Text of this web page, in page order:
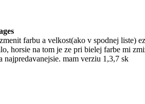
farbu a velkost(ako v spodnej liste)
horsie na tom je ze pri bielej farbe mi
najpredavanejsie. mam verziu 1,3,7 sk